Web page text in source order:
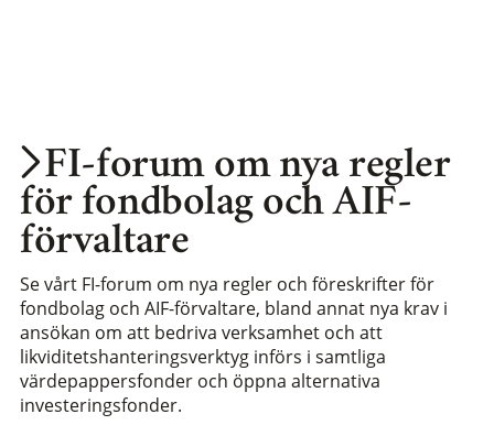
FI-forum om nya regler
för fondbolag och AIF-
förvaltare
Se vårt FI-forum om nya regler och föreskrifter för
fondbolag och AIF-förvaltare, bland annat nya krav i
ansökan om att bedriva verksamhet och att
likviditetshanteringsverktyg införs i samtliga
värdepappersfonder och öppna alternativa
investeringsfonder.